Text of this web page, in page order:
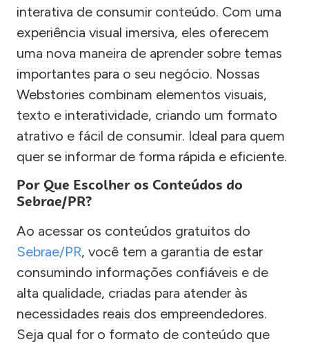
interativa de consumir conteúdo. Com uma
experiência visual imersiva, eles oferecem
uma nova maneira de aprender sobre temas
importantes para o seu negócio. Nossas
Webstories combinam elementos visuais,
texto e interatividade, criando um formato
atrativo e fácil de consumir. Ideal para quem
quer se informar de forma rápida e eficiente.
Por Que Escolher os Conteúdos do
Sebrae/PR?
Ao acessar os conteúdos gratuitos do
Sebrae/PR, você tem a garantia de estar
consumindo informações confiáveis e de
alta qualidade, criadas para atender às
necessidades reais dos empreendedores.
Seja qual for o formato de conteúdo que